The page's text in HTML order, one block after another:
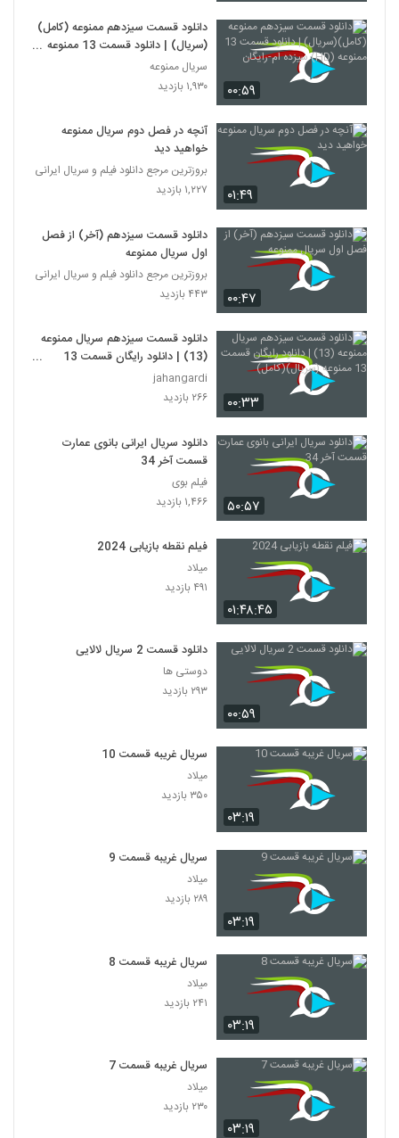
۰۰:۵۹
دانلود قسمت سیزدهم ممنوعه (کامل)
(سریال) | دانلود قسمت 13 ممنوعه
(HD) سیزده ام-رایگان
سریال ممنوعه
۱,۹۳۰ بازدید
۰۱:۴۹
آنچه در فصل دوم سریال ممنوعه
خواهید دید
بروزترین مرجع دانلود فیلم و سریال ایرانی
۱,۲۲۷ بازدید
۰۰:۴۷
دانلود قسمت سیزدهم (آخر) از فصل
اول سریال ممنوعه
بروزترین مرجع دانلود فیلم و سریال ایرانی
۴۴۳ بازدید
۰۰:۳۳
دانلود قسمت سیزدهم سریال ممنوعه
(13) | دانلود رایگان قسمت 13
ممنوعه (سریال)(کامل)
jahangardi
۲۶۶ بازدید
۵۰:۵۷
دانلود سریال ایرانی بانوی عمارت
قسمت آخر 34
فیلم بوی
۱,۴۶۶ بازدید
۰۱:۴۸:۴۵
فیلم نقطه بازیابی 2024
میلاد
۴۹۱ بازدید
۰۰:۵۹
دانلود قسمت 2 سریال لالایی
دوستی ها
۲۹۳ بازدید
۰۳:۱۹
سریال غریبه قسمت 10
میلاد
۳۵۰ بازدید
۰۳:۱۹
سریال غریبه قسمت 9
میلاد
۲۸۹ بازدید
۰۳:۱۹
سریال غریبه قسمت 8
میلاد
۲۴۱ بازدید
۰۳:۱۹
سریال غریبه قسمت 7
میلاد
۲۳۰ بازدید